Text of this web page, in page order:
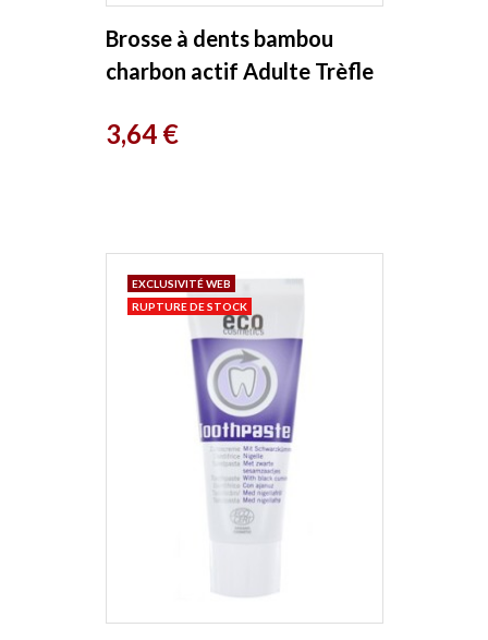
Brosse à dents bambou
charbon actif Adulte Trèfle
Prix
3,64 €
EXCLUSIVITÉ WEB
RUPTURE DE STOCK